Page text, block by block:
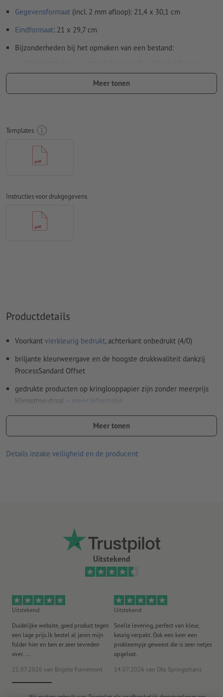
Gegevensformaat (incl. 2 mm afloop): 21,4 x 30,1 cm
Eindformaat: 21 x 29,7 cm
Bijzonderheden bij het opmaken van een bestand:
worden opgemaakt. Pas uw opgemaakte bestand(en)
dienovereenkomstig aan.
te worden gehouden met de
Resolutie:
Rondom 2 mm
Lettertypesmoeten volledig worden ingesloten of omgezet
Kleurmodus:
Inhoud van formuliervelden
Meer tonen
Templates
Instructies voor drukgegevens
Productdetails
Voorkant vierkleurig bedrukt, achterkant onbedrukt (4/0)
briljante kleurweergave en de hoogste drukkwaliteit dankzij
ProcessSandard Offset
gedrukte producten op kringlooppapier zijn zonder meerprijs
klimaatneutraal – meer informatie
Des te hoger het gramsgewicht, des te beter zijn de stevigheid
en de lichtdekking van het papier
Meer tonen
Details inzake veiligheid en de producent
Uitstekend
Uitstekend
Duidelijke website, goed product tegen
een lage prijs.Ik bestel al jaren mijn
folder hier en ben er zeer tevreden
over. ...
21.07.2026 van Brigitte Furnèmont
Uitstekend
Snelle levering, perfect van kleur,
keurig verpakt. Ook een keer een
probleempje geweest die is zeer netjes
opgelost.
14.07.2026 van Obs Springschans